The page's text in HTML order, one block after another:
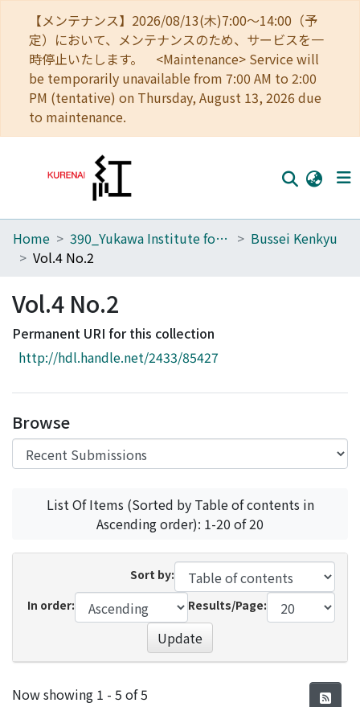
【メンテナンス】2026/08/13(木)7:00～14:00（予
定）において、メンテナンスのため、サービスを一
時停止いたします。 <Maintenance> Service will
be temporarily unavailable from 7:00 AM to 2:00
PM (tentative) on Thursday, August 13, 2026 due
to maintenance.
Home
Browse
Download Ranking
Access Statistics
Home 390_Yukawa Institute for Theoretical Physics
Bussei Kenkyu
Vol.4 No.2
Vol.4 No.2
Permanent URI for this collection
http://hdl.handle.net/2433/85427
Browse
List Of Items (Sorted by Table of contents in
Ascending order): 1-20 of 20
Sort by:
In order:
Results/Page:
Update
Recent Submissions
Now showing 1 - 5 of 5